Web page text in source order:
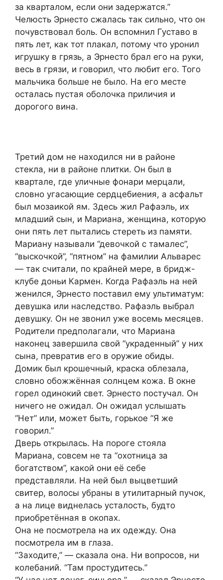
за кварталом, если они задержатся.”
Челюсть Эрнесто сжалась так сильно, что он
почувствовал боль. Он вспомнил Густаво в
пять лет, как тот плакал, потому что уронил
игрушку в грязь, а Эрнесто брал его на руки,
весь в грязи, и говорил, что любит его. Того
мальчика больше не было. На его месте
осталась пустая оболочка приличия и
дорогого вина.
Третий дом не находился ни в районе
стекла, ни в районе плитки. Он был в
квартале, где уличные фонари мерцали,
словно угасающие сердцебиения, а асфальт
был мозаикой ям. Здесь жил Рафаэль, их
младший сын, и Мариана, женщина, которую
они пять лет пытались стереть из памяти.
Мариану называли “девочкой с тамалес”,
“выскочкой”, “пятном” на фамилии Альварес
— так считали, по крайней мере, в бридж-
клубе доньи Кармен. Когда Рафаэль на ней
женился, Эрнесто поставил ему ультиматум:
девушка или наследство. Рафаэль выбрал
девушку. Он не звонил уже восемь месяцев.
Родители предполагали, что Мариана
наконец завершила свой “украденный” у них
сына, превратив его в оружие обиды.
Домик был крошечный, краска облезала,
словно обожжённая солнцем кожа. В окне
горел одинокий свет. Эрнесто постучал. Он
ничего не ожидал. Он ожидал услышать
“Нет” или, может быть, горькое “Я же
говорил.”
Дверь открылась. На пороге стояла
Мариана, совсем не та “охотница за
богатством”, какой они её себе
представляли. На ней был выцветший
свитер, волосы убраны в утилитарный пучок,
а на лице виднелась усталость, будто
приобретённая в окопах.
Она не посмотрела на их одежду. Она
посмотрела им в глаза.
“Заходите,” — сказала она. Ни вопросов, ни
колебаний. “Там простудитесь.”